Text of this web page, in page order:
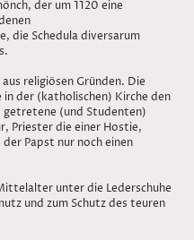
der um 1120 eine
die Schedula diversarum
religiösen Gründen. Die
in der (katholischen) Kirche den
getretene (und Studenten)
Priester die einer Hostie,
Papst nur noch einen
unter die Lederschuhe
und zum Schutz des teuren